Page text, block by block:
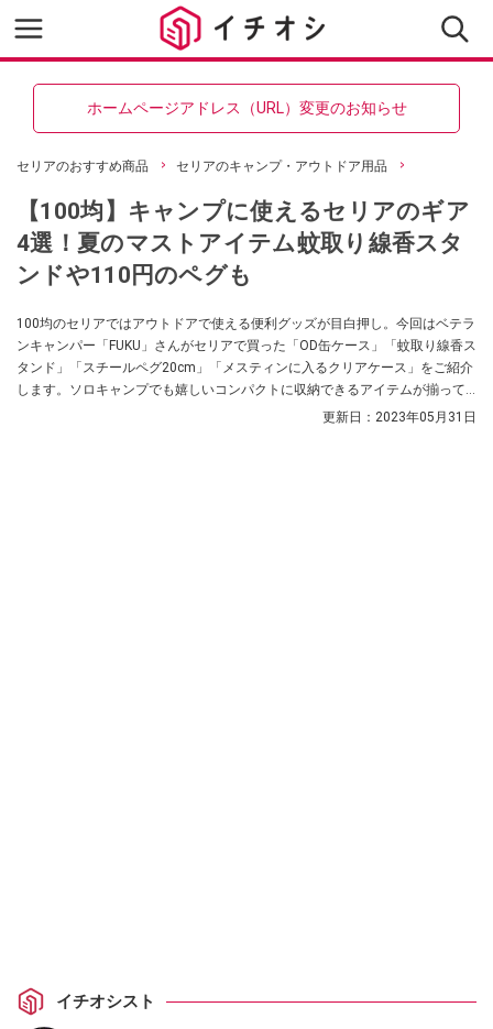
ホームページアドレス（URL）変更のお知らせ
セリアのおすすめ商品 セリアのキャンプ・アウトドア用品
【100均】キャンプに使えるセリアのギア
4選！夏のマストアイテム蚊取り線香スタ
ンドや110円のペグも
100均のセリアではアウトドアで使える便利グッズが目白押し。今回はベテラ
ンキャンパー「FUKU」さんがセリアで買った「OD缶ケース」「蚊取り線香ス
タンド」「スチールペグ20cm」「メスティンに入るクリアケース」をご紹介
します。ソロキャンプでも嬉しいコンパクトに収納できるアイテムが揃って
更新日： 2023年05月31日
イチオシスト